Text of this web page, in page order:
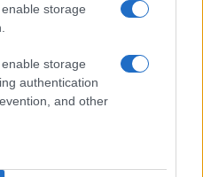
storage
storage
authentication
and other